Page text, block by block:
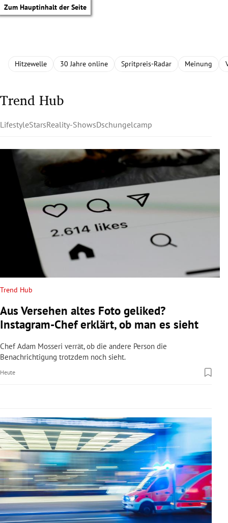
Zum Hauptinhalt der Seite
Untermenü
Untermenü
Untermenü
Untermenü
Untermenü
Untermenü
Untermenü
Hitzewelle 30 Jahre online Spritpreis-Radar Meinung
Trend Hub
LifestyleStarsReality-ShowsDschungelcamp
Trend Hub
Aus Versehen altes Foto geliked?
Instagram-Chef erklärt, ob man es sieht
Chef Adam Mosseri verrät, ob die andere Person die
Benachrichtigung trotzdem noch sieht.
Heute